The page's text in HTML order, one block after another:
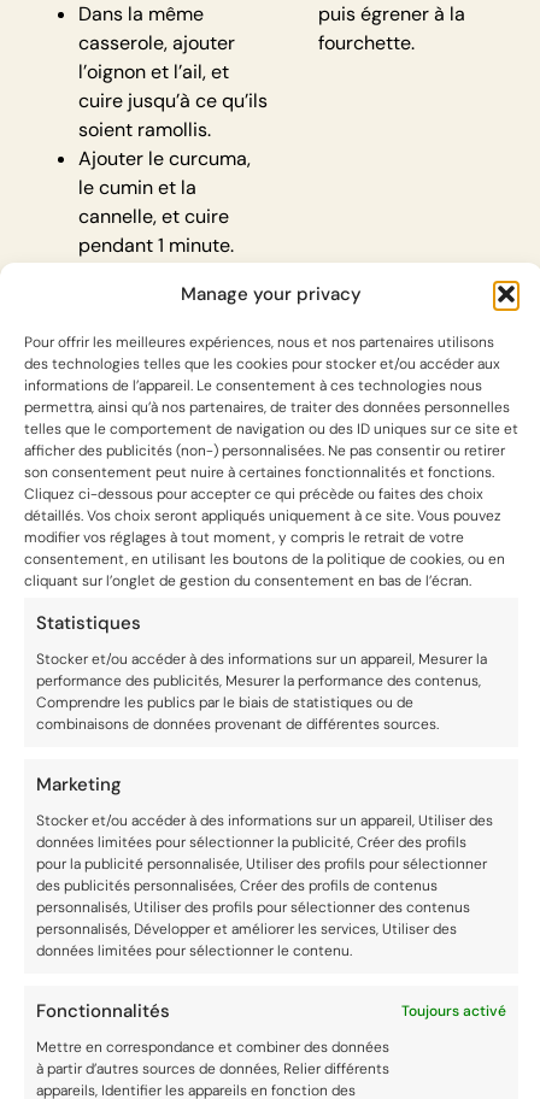
Manage your privacy
Pour offrir les meilleures expériences, nous et nos partenaires utilisons
des technologies telles que les cookies pour stocker et/ou accéder aux
informations de l’appareil. Le consentement à ces technologies nous
permettra, ainsi qu’à nos partenaires, de traiter des données personnelles
telles que le comportement de navigation ou des ID uniques sur ce site et
afficher des publicités (non-) personnalisées. Ne pas consentir ou retirer
son consentement peut nuire à certaines fonctionnalités et fonctions.
Cliquez ci-dessous pour accepter ce qui précède ou faites des choix
détaillés. Vos choix seront appliqués uniquement à ce site. Vous pouvez
modifier vos réglages à tout moment, y compris le retrait de votre
consentement, en utilisant les boutons de la politique de cookies, ou en
cliquant sur l’onglet de gestion du consentement en bas de l’écran.
Statistiques
Stocker et/ou accéder à des informations sur un appareil, Mesurer la
performance des publicités, Mesurer la performance des contenus,
Comprendre les publics par le biais de statistiques ou de
combinaisons de données provenant de différentes sources.
Marketing
Stocker et/ou accéder à des informations sur un appareil, Utiliser des
données limitées pour sélectionner la publicité, Créer des profils
pour la publicité personnalisée, Utiliser des profils pour sélectionner
des publicités personnalisées, Créer des profils de contenus
personnalisés, Utiliser des profils pour sélectionner des contenus
personnalisés, Développer et améliorer les services, Utiliser des
données limitées pour sélectionner le contenu.
Fonctionnalités
Toujours activé
Mettre en correspondance et combiner des données
à partir d’autres sources de données, Relier différents
appareils, Identifier les appareils en fonction des
Dans la même
casserole, ajouter
l’oignon et l’ail, et
cuire jusqu’à ce qu’ils
soient ramollis.
Ajouter le curcuma,
le cumin et la
cannelle, et cuire
pendant 1 minute.
tomates concassées,
le bouillon de poulet,
les olives, les
amandes et les
raisins secs.
Remettre les cuisses
de poulet dans la
casserole et porter à
ébullition.
Réduire le feu et
laisser mijoter
pendant 30-35
minutes, jusqu’à ce
que le poulet soit
bien cuit et que la
sauce ait épaissi.
puis égrener à la
fourchette.
Servir
Servir les cuisses de
couscous.
Garnir de coriandre
fraîche hachée.